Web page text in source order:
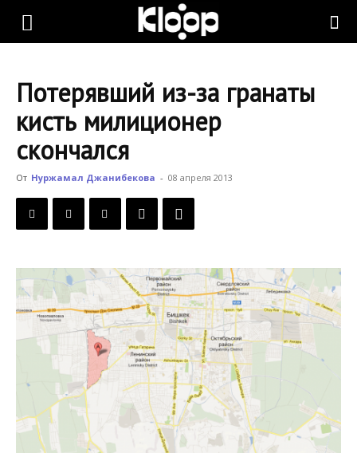
KLOOP.KG
Новости
Кыргызстана
Потерявший из-за гранаты
кисть милиционер
скончался
От Нуржамал Джанибекова - 08 апреля 2013